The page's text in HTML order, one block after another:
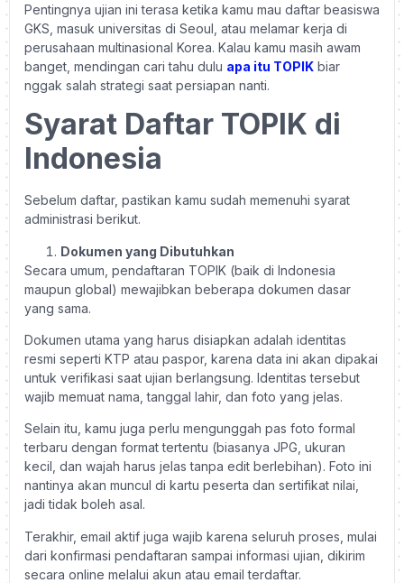
Pentingnya ujian ini terasa ketika kamu mau daftar beasiswa
GKS, masuk universitas di Seoul, atau melamar kerja di
perusahaan multinasional Korea. Kalau kamu masih awam
banget, mendingan cari tahu dulu apa itu TOPIK biar
nggak salah strategi saat persiapan nanti.
Syarat Daftar TOPIK di
Indonesia
Sebelum daftar, pastikan kamu sudah memenuhi syarat
administrasi berikut.
Dokumen yang Dibutuhkan
Secara umum, pendaftaran TOPIK (baik di Indonesia
maupun global) mewajibkan beberapa dokumen dasar
yang sama.
Dokumen utama yang harus disiapkan adalah identitas
resmi seperti KTP atau paspor, karena data ini akan dipakai
untuk verifikasi saat ujian berlangsung. Identitas tersebut
wajib memuat nama, tanggal lahir, dan foto yang jelas.
Selain itu, kamu juga perlu mengunggah pas foto formal
terbaru dengan format tertentu (biasanya JPG, ukuran
kecil, dan wajah harus jelas tanpa edit berlebihan). Foto ini
nantinya akan muncul di kartu peserta dan sertifikat nilai,
jadi tidak boleh asal.
Terakhir, email aktif juga wajib karena seluruh proses, mulai
dari konfirmasi pendaftaran sampai informasi ujian, dikirim
secara online melalui akun atau email terdaftar.